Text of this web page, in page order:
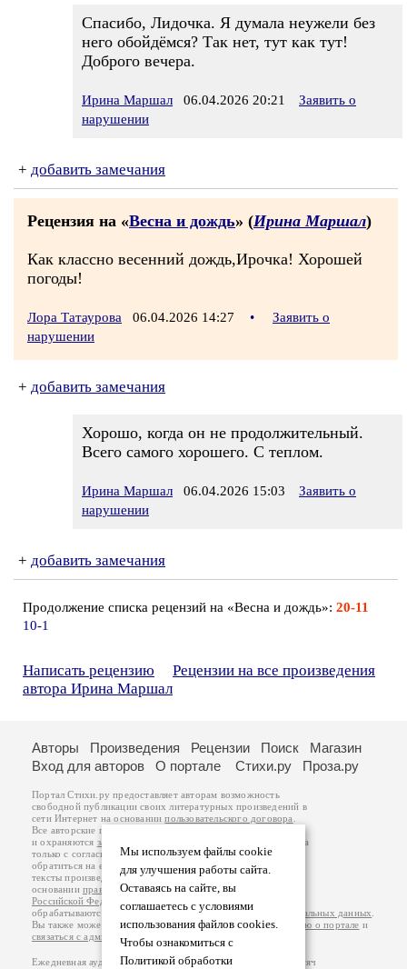
Спасибо, Лидочка. Я думала неужели без
него обойдёмся? Так нет, тут как тут!
Доброго вечера.
Ирина Маршал 06.04.2026 20:21
Заявить о
нарушении
+ добавить замечания
Рецензия на «Весна и дождь» (Ирина Маршал)
Как классно весенний дождь,Ирочка! Хорошей
погоды!
Лора Татаурова 06.04.2026 14:27 •
Заявить о
нарушении
+ добавить замечания
Хорошо, когда он не продолжительный.
Всего самого хорошего. С теплом.
Ирина Маршал 06.04.2026 15:03
Заявить о
нарушении
+ добавить замечания
Продолжение списка рецензий на «Весна и дождь»: 20-11
10-1
Написать рецензию
Рецензии на все произведения
автора Ирина Маршал
Мы используем файлы cookie
для улучшения работы сайта.
Оставаясь на сайте, вы
соглашаетесь с условиями
использования файлов cookies.
Чтобы ознакомиться с
Политикой обработки
Авторы Произведения Рецензии Поиск
Магазин
Вход для авторов
О портале Стихи.ру Проза.ру
Портал Стихи.ру предоставляет авторам возможность
свободной публикации своих литературных произведений в
сети Интернет на основаниипользовательского договора
Все авторские права на произведения принадлежат авторам
и охраняются законом
. Перепечатка произведений возможна
только с согласия его автора, к которому вы можете
обратиться на его авторской странице. Ответственность за
тексты произведений авторы несут самостоятельно на
основанииправил публикацииизаконодательства
Российской Федерации
обрабатываются на основанииПолитики обработки персональных данных
Вы также можете посмотреть более подробнуюинформацию о портале и
связаться с администрацией
Ежедневная аудитория портала Стихи.ру – порядка 200 тысяч